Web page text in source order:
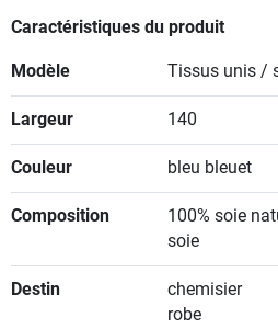
Caractéristiques du produit
Modèle Tissus unis /
Largeur 140
Couleur bleu bleuet
Composition
100% soie
soie
Destin
chemisier
robe